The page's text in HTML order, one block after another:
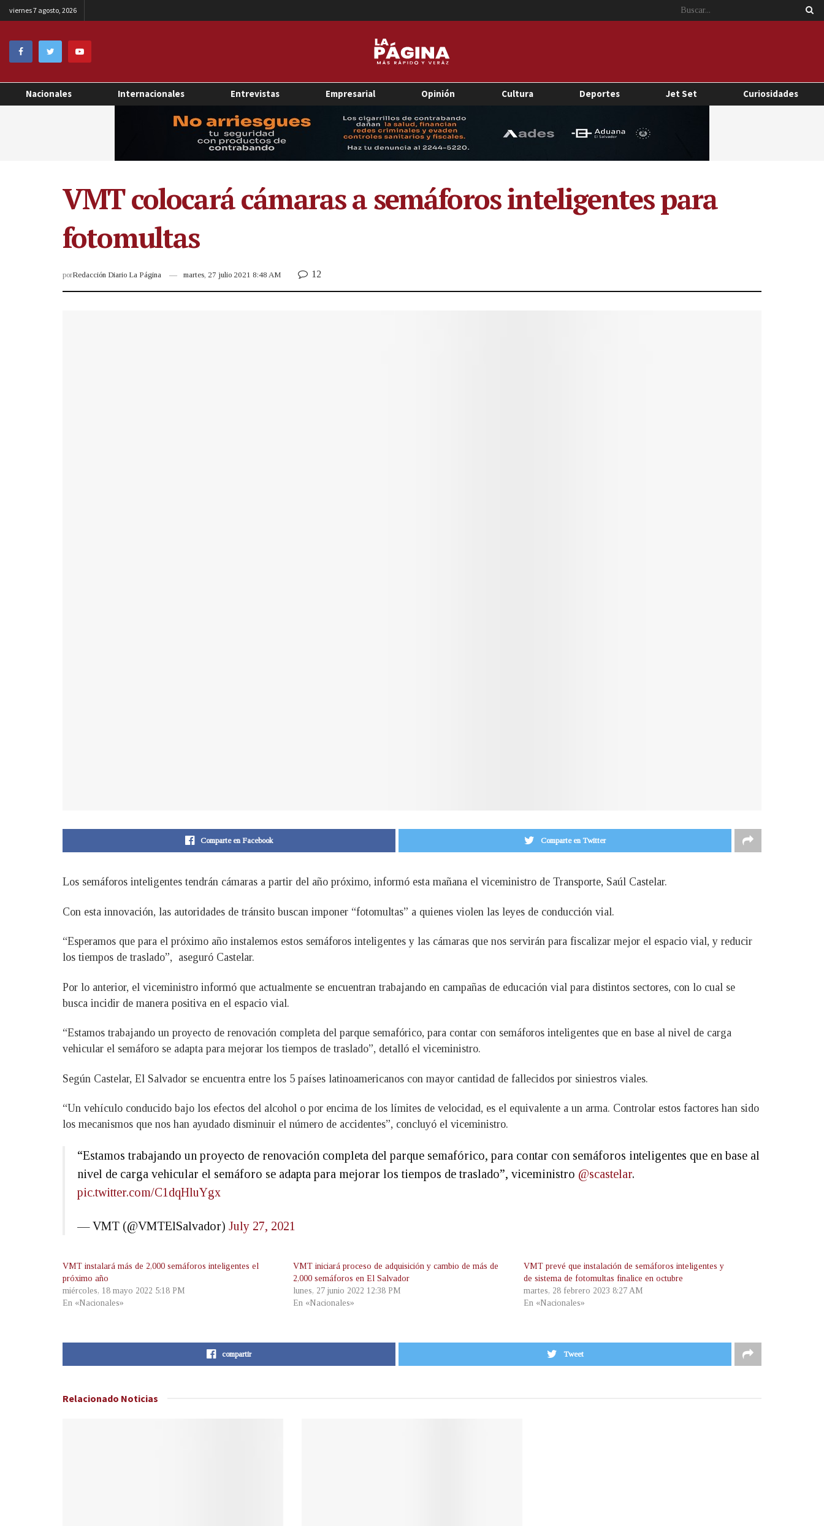
viernes 7 agosto, 2026
Nacionales Internacionales Entrevistas Empresarial Opinión Cultura Deportes Jet Set Curiosidades
VMT colocará cámaras a semáforos inteligentes para
fotomultas
porRedacción Diario La Página martes, 27 julio 2021 8:48 AM 12
Comparte en Facebook Comparte en Twitter
Los semáforos inteligentes tendrán cámaras a partir del año próximo, informó esta mañana el viceministro de Transporte, Saúl Castelar.
Con esta innovación, las autoridades de tránsito buscan imponer “fotomultas” a quienes violen las leyes de conducción vial.
“Esperamos que para el próximo año instalemos estos semáforos inteligentes y las cámaras que nos servirán para fiscalizar mejor el espacio vial, y reducir
los tiempos de traslado”, aseguró Castelar.
Por lo anterior, el viceministro informó que actualmente se encuentran trabajando en campañas de educación vial para distintos sectores, con lo cual se
busca incidir de manera positiva en el espacio vial.
“Estamos trabajando un proyecto de renovación completa del parque semafórico, para contar con semáforos inteligentes que en base al nivel de carga
vehicular el semáforo se adapta para mejorar los tiempos de traslado”, detalló el viceministro.
Según Castelar, El Salvador se encuentra entre los 5 países latinoamericanos con mayor cantidad de fallecidos por siniestros viales.
“Un vehículo conducido bajo los efectos del alcohol o por encima de los límites de velocidad, es el equivalente a un arma. Controlar estos factores han sido
los mecanismos que nos han ayudado disminuir el número de accidentes”, concluyó el viceministro.
“Estamos trabajando un proyecto de renovación completa del parque semafórico, para contar con semáforos inteligentes que en base al
nivel de carga vehicular el semáforo se adapta para mejorar los tiempos de traslado”, viceministro @scastelar.
pic.twitter.com/C1dqHluYgx
— VMT (@VMTElSalvador) July 27, 2021
VMT instalará más de 2,000 semáforos inteligentes el
próximo año
miércoles, 18 mayo 2022 5:18 PM
En «Nacionales»
VMT iniciará proceso de adquisición y cambio de más de
2,000 semáforos en El Salvador
lunes, 27 junio 2022 12:38 PM
En «Nacionales»
VMT prevé que instalación de semáforos inteligentes y
de sistema de fotomultas finalice en octubre
martes, 28 febrero 2023 8:27 AM
En «Nacionales»
compartir Tweet
Relacionado Noticias